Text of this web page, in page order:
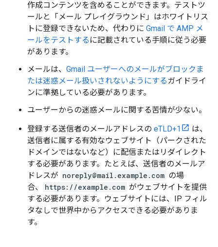
作成コンテンツを含めることができます。テストツ
ールと「メール プレイグラウンド」はホワイトリス
トに登録できないため、代わりに Gmail で AMP メ
ールをテストする に記載されている手順に従う必要
があります。
メールは、 Gmail ユーザーへのメールがブロックま
たは迷惑メール扱いされないようにする ガイドライ
ンに準拠している必要があります。
ユーザーからの迷惑メールに関する苦情が少ない。
登録する送信者のメールアドレスの eTLD+1
は、
送信者に属する有効なウェブサイト（パークされた
ドメインではないなど）に配信またはリダイレクト
する必要があります。たとえば、送信者のメールア
ドレスが noreply@mail.example.com の場
合、
https://example.com がウェブサイトを提供
する必要があります。ウェブサイトには、IP フィル
タなしで世界中からアクセスできる必要がありま
す。